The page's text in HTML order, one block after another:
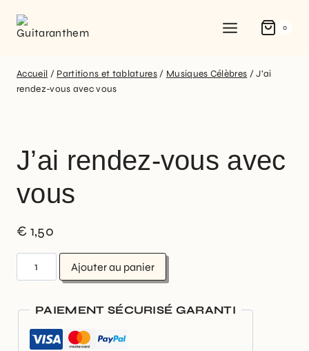
0
Accueil / Partitions et tablatures / Musiques Célèbres / J’ai
rendez-vous avec vous
J’ai rendez-vous avec
vous
€ 1,50
Ajouter au panier
PAIEMENT SÉCURISÉ GARANTI